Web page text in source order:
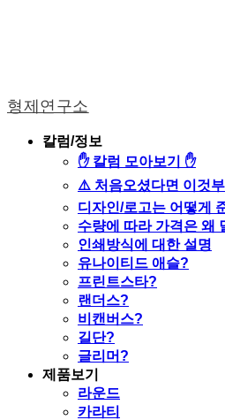
형제연구소
칼럼/정보
✋ 칼럼 모아보기 ✋
⚠️ 처음오셨다면 이것
디자인/로고는 어떻게
수량에 따라 가격은 왜
인쇄방식에 대한 설명
유나이티드 애슬?
프린트스타?
랜더스?
비캔버스?
길단?
글리머?
제품보기
라운드
카라티